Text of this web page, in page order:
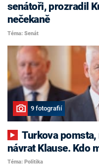
senátoři, prozradil
nečekaně
Téma: Senát
9 fotografií
Turkova pomsta, nekonfliktní Havlíček i
návrat Klause. Kdo
Téma: Politika